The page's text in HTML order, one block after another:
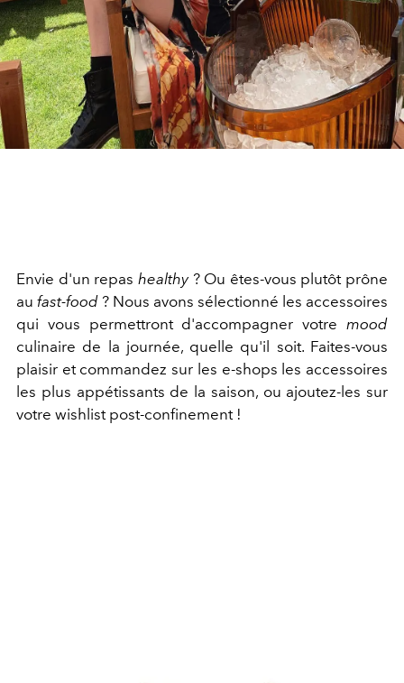
Envie d'un repas healthy? Ou êtes-vous plutôt prône
au fast-food ? Nous avons sélectionné les accessoires
qui vous permettront d'accompagner votre mood
culinaire de la journée, quelle qu'il soit. Faites-vous
plaisir et commandez sur les e-shops les accessoires
les plus appétissants de la saison, ou ajoutez-les sur
votre wishlist post-confinement !